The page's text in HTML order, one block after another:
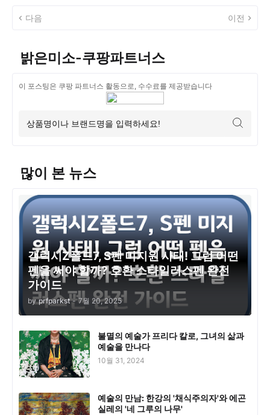
다음 이전
밝은미소-쿠팡파트너스
이 포스팅은 쿠팡 파트너스 활동으로, 수수료를 제공받습니다
많이 본 뉴스
갤럭시Z폴드7, S펜 미지원 사태! 그럼 어떤
펜을 써야 할까? 호환 스타일러스펜 완전
가이드
by prfparkst - 7월 20, 2025
불멸의 예술가 프리다 칼로, 그녀의 삶과
예술을 만나다
10월 31, 2024
예술의 만남: 한강의 '채식주의자'와 에곤
실레의 '네 그루의 나무'